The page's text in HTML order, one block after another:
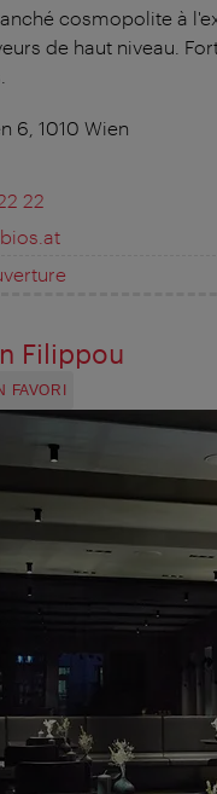
cosmopolite à
de haut niveau.
6, 1010 Wien
22
Filippou
FAVORI